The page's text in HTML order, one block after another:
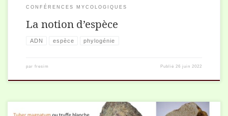
CONFÉRENCES MYCOLOGIQUES
La notion d’espèce
ADN espèce phylogénie
par fresim Publié 26 juin 2022